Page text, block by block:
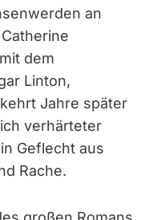
an
dem
Linton,
Jahre später
verhärteter
Geflecht aus
Rache.